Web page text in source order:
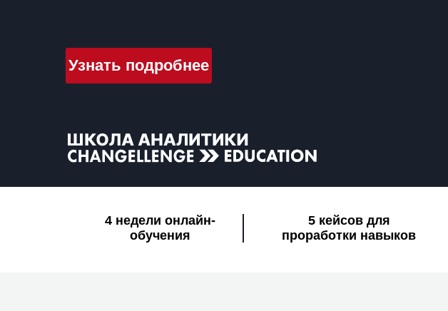
Узнать подробнее
5 кейсов для
проработки навыков
4 недели онлайн-
обучения